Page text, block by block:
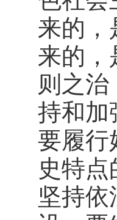
来的，
来的，
则之
持和加
要履行
史特
坚持